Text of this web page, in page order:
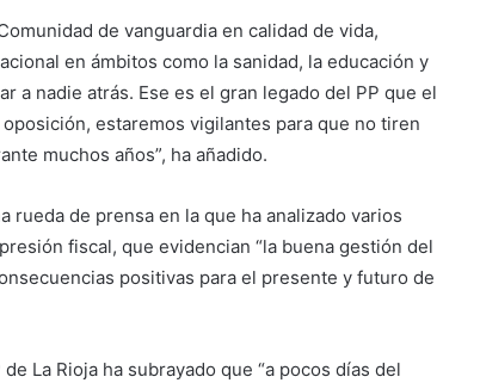
de vanguardia en calidad de vida,
en ámbitos como la sanidad, la educación y
a nadie atrás. Ese es el gran legado del PP que el
estaremos vigilantes para que no tiren
muchos años”, ha añadido.
rueda de prensa en la que ha analizado varios
fiscal, que evidencian “la buena gestión del
positivas para el presente y futuro de
La Rioja ha subrayado que “a pocos días del